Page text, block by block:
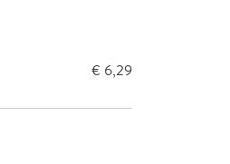
€ 6,29